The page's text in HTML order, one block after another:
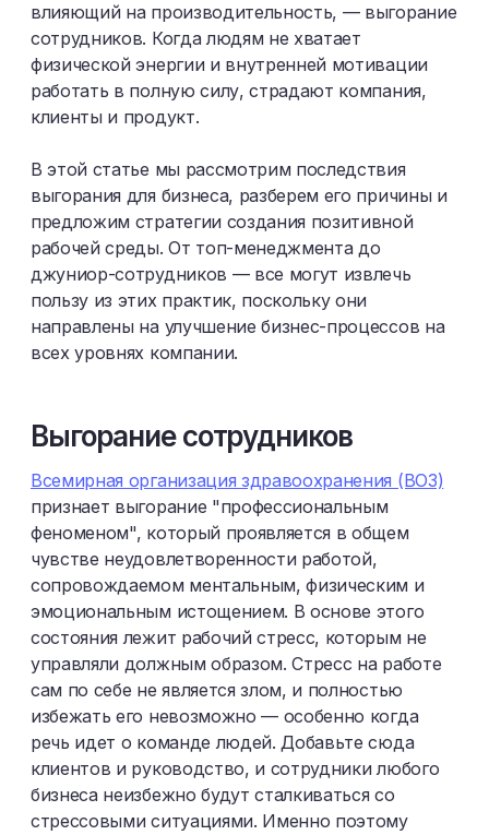
влияющий на производительность, — выгорание
сотрудников. Когда людям не хватает
физической энергии и внутренней мотивации
работать в полную силу, страдают компания,
клиенты и продукт.
В этой статье мы рассмотрим последствия
выгорания для бизнеса, разберем его причины и
предложим стратегии создания позитивной
рабочей среды. От топ-менеджмента до
джуниор-сотрудников — все могут извлечь
пользу из этих практик, поскольку они
направлены на улучшение бизнес-процессов на
всех уровнях компании.
Выгорание сотрудников
Всемирная организация здравоохранения (ВОЗ)
признает выгорание "профессиональным
феноменом", который проявляется в общем
чувстве неудовлетворенности работой,
сопровождаемом ментальным, физическим и
эмоциональным истощением. В основе этого
состояния лежит рабочий стресс, которым не
управляли должным образом. Стресс на работе
сам по себе не является злом, и полностью
избежать его невозможно — особенно когда
речь идет о команде людей. Добавьте сюда
клиентов и руководство, и сотрудники любого
бизнеса неизбежно будут сталкиваться со
стрессовыми ситуациями. Именно поэтому